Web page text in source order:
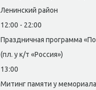
Ленинский район
12:00 - 22:00
Праздничная программа
(пл. у к/т «Россия»)
13:00
Митинг памяти у